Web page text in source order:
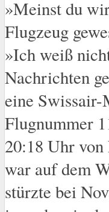
»Meinst du
Flugzeug
»Ich weiß
Nachrichten
eine
Flugnummer
20:18 Uhr
war auf dem
stürzte bei